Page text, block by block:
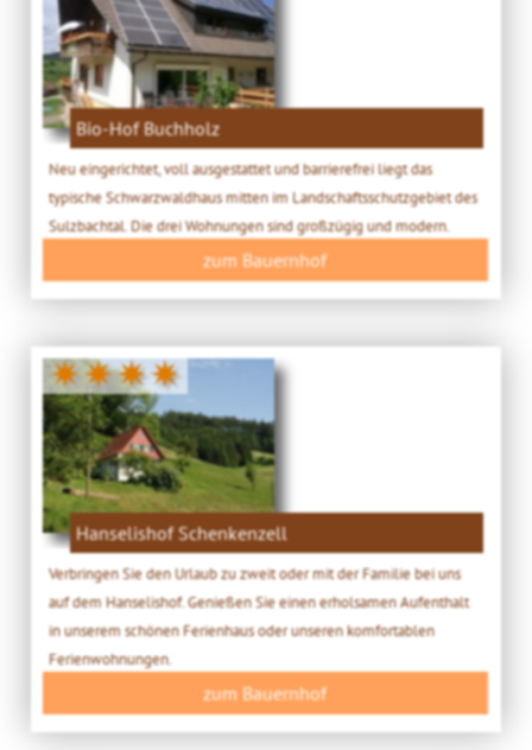
Bio-Hof Buchholz
Neu eingerichtet, voll ausgestattet und barrierefrei liegt das
typische Schwarzwaldhaus mitten im Landschaftsschutzgebiet des
Sulzbachtal. Die drei Wohnungen sind großzügig und modern.
zum Bauernhof
✷✷✷✷
Hanselishof Schenkenzell
Verbringen Sie den Urlaub zu zweit oder mit der Familie bei uns
auf dem Hanselishof. Genießen Sie einen erholsamen Aufenthalt
in unserem schönen Ferienhaus oder unseren komfortablen
Ferienwohnungen.
zum Bauernhof